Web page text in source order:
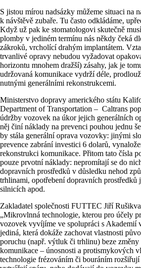
S jistou mírou nadsázky můžeme situaci na
k návštěvě zubaře. Tu často odkládáme,
Když už pak ke stomatologovi skutečně
plomby v jediném termínu nás někdy čeká
zákroků, vrcholící drahým implantátem.
trvanlivé opravy nebudou vyžadovat
horizontu mnohem dražší) zásahy, jak je
udržovaná komunikace vydrží déle,
nutnými generálními rekonstrukcemi.
Ministerstvo dopravy amerického státu
Department of Transportation – Caltrans
údržby vozovek na úkor jejich generálních
něj činí náklady na prevenci pouhou jednu
by stála generální oprava vozovky: jinými
prevence zabrání investici 6 dolarů,
rekonstrukci komunikace. Přitom tato čísla
pouze prvotní náklady: nepromítají se do
dopravních prostředků v důsledku nehod
trhlinami, opotřebení dopravních prostředků
silnicích apod.
Zakladatel společnosti FUTTEC Jiří
„Mikrovlnná technologie, kterou pro účely
vozovek vyvíjíme ve spolupráci s Akademií
jediná, která dokáže zachovat vlastnosti
poruchu (např. výtluk či trhlinu) beze změny
komunikace – únosnosti a protismykových
technologie frézováním či bouráním